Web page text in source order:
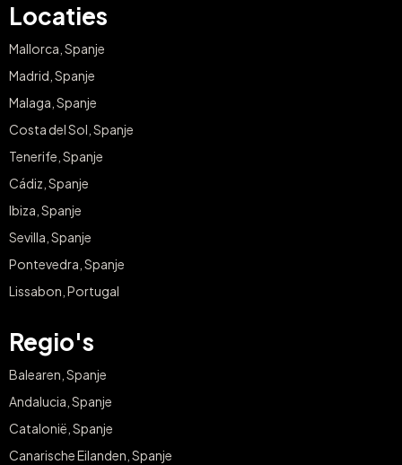
Locaties
Mallorca, Spanje
Madrid, Spanje
Malaga, Spanje
Costa del Sol, Spanje
Tenerife, Spanje
Cádiz, Spanje
Ibiza, Spanje
Sevilla, Spanje
Pontevedra, Spanje
Lissabon, Portugal
Regio's
Balearen, Spanje
Andalucia, Spanje
Catalonië, Spanje
Canarische Eilanden, Spanje